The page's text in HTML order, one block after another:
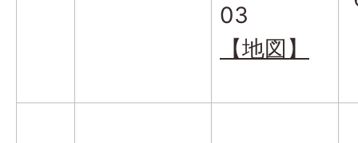
03
【地図】